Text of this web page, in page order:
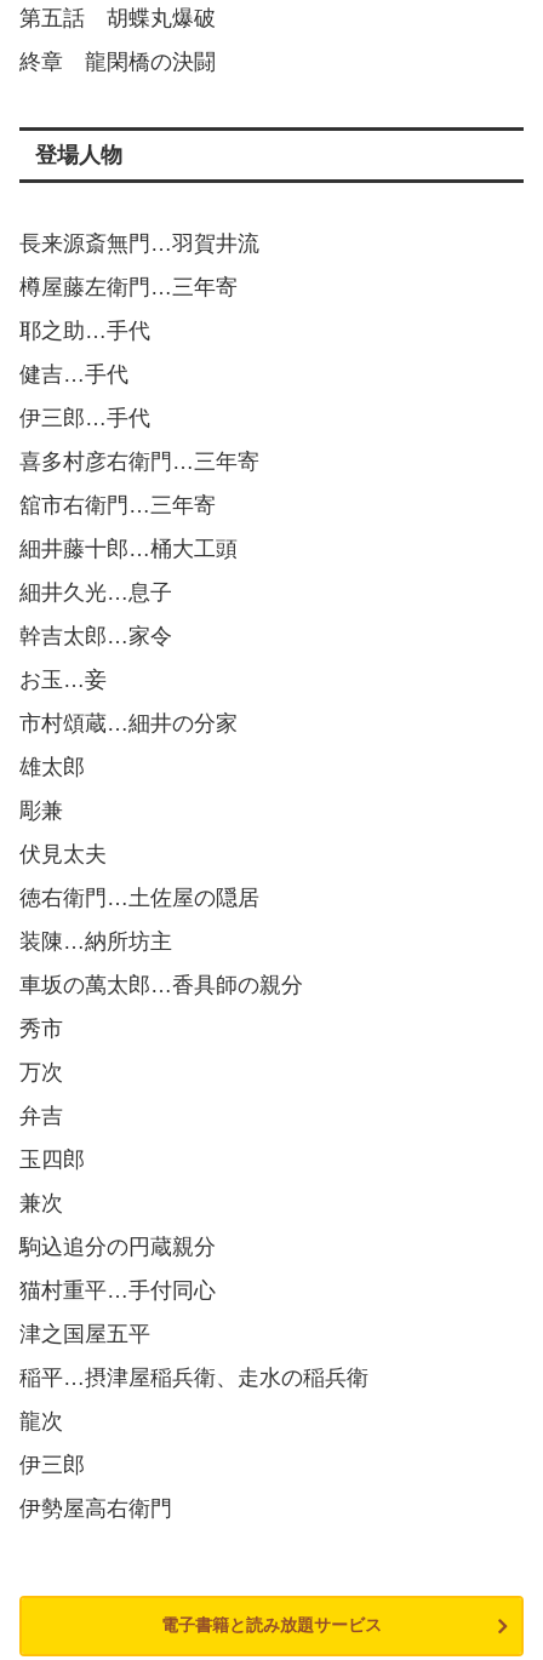
第五話 胡蝶丸爆破
終章 龍閑橋の決闘
登場人物
長来源斎無門…羽賀井流
樽屋藤左衛門…三年寄
耶之助…手代
健吉…手代
伊三郎…手代
喜多村彦右衛門…三年寄
舘市右衛門…三年寄
細井藤十郎…桶大工頭
細井久光…息子
幹吉太郎…家令
お玉…妾
市村頌蔵…細井の分家
雄太郎
彫兼
伏見太夫
徳右衛門…土佐屋の隠居
装陳…納所坊主
車坂の萬太郎…香具師の親分
秀市
万次
弁吉
玉四郎
兼次
駒込追分の円蔵親分
猫村重平…手付同心
津之国屋五平
稲平…摂津屋稲兵衛、走水の稲兵衛
龍次
伊三郎
伊勢屋高右衛門
電子書籍と読み放題サービス